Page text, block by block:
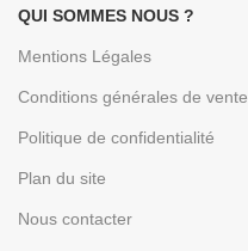
QUI SOMMES NOUS ?
Mentions Légales
Conditions générales de vente
Politique de confidentialité
Plan du site
Nous contacter